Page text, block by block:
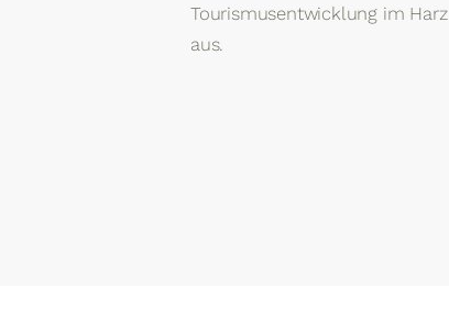
Tourismusentwicklung im Harz
aus.